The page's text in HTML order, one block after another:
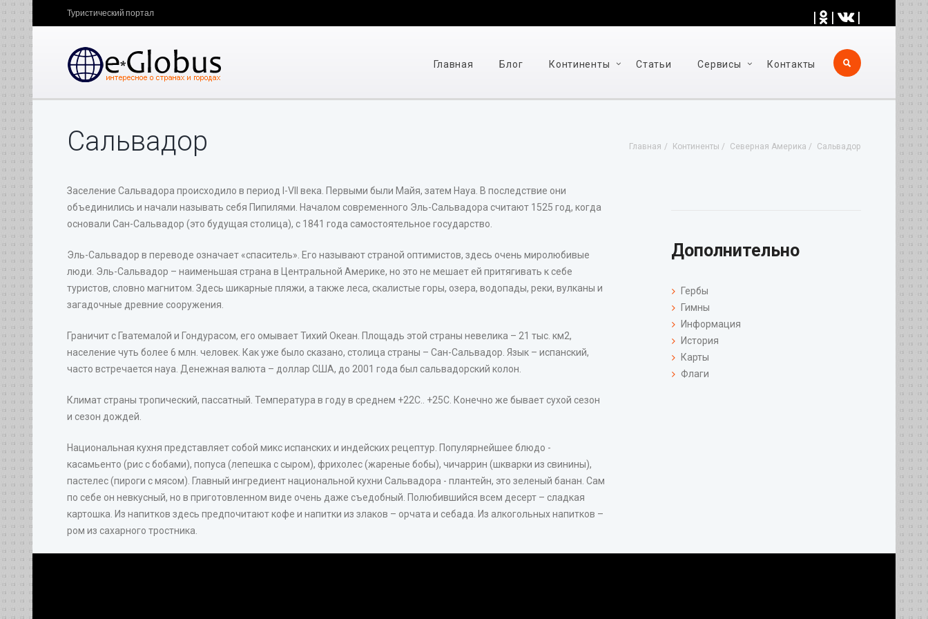
| | |
Туристический портал
Главная Блог Континенты Статьи Cервисы Контакты
Главная Континенты Северная Америка Сальвадор
Сальвадор
Заселение Сальвадора происходило в период I-VII века. Первыми были Майя, затем Науа. В последствие они
объединились и начали называть себя Пипилями. Началом современного Эль-Сальвадора считают 1525 год, когда
основали Сан-Сальвадор (это будущая столица), с 1841 года самостоятельное государство.
Эль-Сальвадор в переводе означает «спаситель». Его называют страной оптимистов, здесь очень миролюбивые
люди. Эль-Сальвадор – наименьшая страна в Центральной Америке, но это не мешает ей притягивать к себе
туристов, словно магнитом. Здесь шикарные пляжи, а также леса, скалистые горы, озера, водопады, реки, вулканы и
загадочные древние сооружения.
Граничит с Гватемалой и Гондурасом, его омывает Тихий Океан. Площадь этой страны невелика – 21 тыс. км2,
население чуть более 6 млн. человек. Как уже было сказано, столица страны – Сан-Сальвадор. Язык – испанский,
часто встречается науа. Денежная валюта – доллар США, до 2001 года был сальвадорский колон.
Климат страны тропический, пассатный. Температура в году в среднем +22С.. +25С. Конечно же бывает сухой сезон
и сезон дождей.
Национальная кухня представляет собой микс испанских и индейских рецептур. Популярнейшее блюдо -
касамьенто (рис с бобами), попуса (лепешка с сыром), фрихолес (жареные бобы), чичаррин (шкварки из свинины),
пастелес (пироги с мясом). Главный ингредиент национальной кухни Сальвадора - плантейн, это зеленый банан. Сам
по себе он невкусный, но в приготовленном виде очень даже съедобный. Полюбившийся всем десерт – сладкая
картошка. Из напитков здесь предпочитают кофе и напитки из злаков – орчата и себада. Из алкогольных напитков –
ром из сахарного тростника.
Дополнительно
Гербы
Гимны
Информация
История
Карты
Флаги